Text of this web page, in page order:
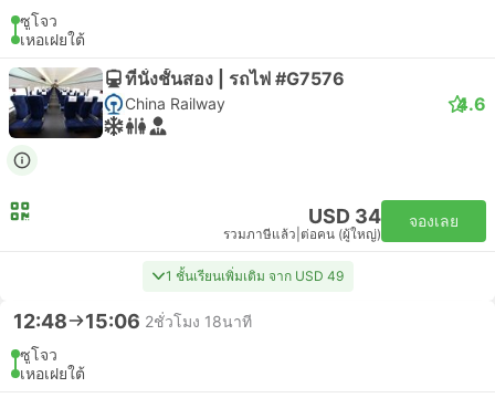
ซูโจว
เหอเฝยใต้
ที่นั่งชั้นสอง | รถไฟ #G7576
China Railway 4.6
USD 34
รวมภาษีแล้ว ต่อคน (ผู้ใหญ่)
จองเลย
1 ชั้นเรียนเพิ่มเติม จาก USD 49
12:48 15:06 2ชั่วโมง 18นาที
ซูโจว
เหอเฝยใต้